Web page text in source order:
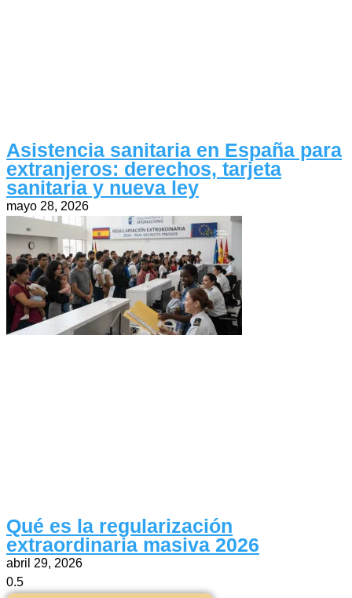
Asistencia sanitaria en España para
extranjeros: derechos, tarjeta
sanitaria y nueva ley
mayo 28, 2026
Qué es la regularización
extraordinaria masiva 2026
abril 29, 2026